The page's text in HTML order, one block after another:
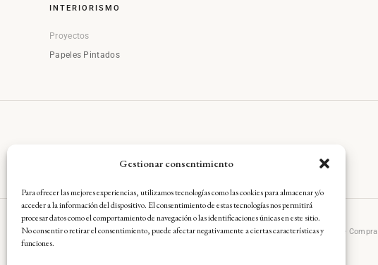
Gestionar consentimiento
Para ofrecer las mejores experiencias, utilizamos tecnologías como las cookies para almacenar y/o
acceder a la información del dispositivo. El consentimiento de estas tecnologías nos permitirá
procesar datos como el comportamiento de navegación o las identificaciones únicas en este sitio.
No consentir o retirar el consentimiento, puede afectar negativamente a ciertas características y
funciones.
INTERIORISMO
Proyectos
Papeles Pintados
Aviso Legal·Condiciones Generales de Compra